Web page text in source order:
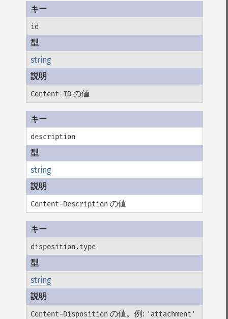
id
string
Content-ID の値
description
string
Content-Description の値
disposition.type
string
Content-Disposition の値。例: 'attachment'